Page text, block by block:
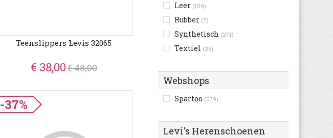
Develab (29)
Diadora (1.001)
Diesel (73)
Dockers (504)
Dr. Martens
Ecco (2.977)
Eleven paris
Leer (159)
Rubber (7)
Synthetisch (271)
Textiel (36)
Webshops
Spartoo (679)
Levi's Herenschoenen
Teenslippers Levis 32065
€ 38,00€ 48,00
-37%